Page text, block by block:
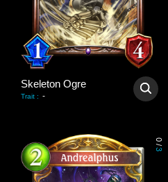
Skeleton Ogre
Trait : -
0
/
3